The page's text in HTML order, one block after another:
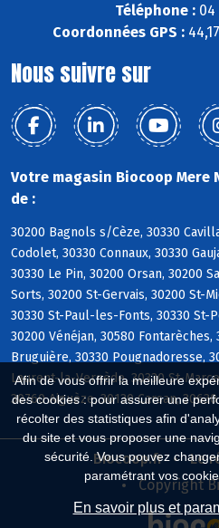
Afin de vous offrir la meilleure
des cookies : pour assurer une
récolter des statistiques afin
du site et vous proposer une
sécurité. Vous pouvez
paramétrant vos
En savoir plus et
Téléphone :04
Coordonnées GPS :
Nous suivre sur
Votre magasin Biocoop Mere
de :
30200 Bagnols s/Cèze, 30330
Codolet, 30330 Connaux, 30330
30330 Le Pin, 30200 Orsan, 30200
Sorts, 30200 St-Gervais, 30200 St-
30330 St-Paul-les-Fonts, 30330 St-
30200 Vénéjan, 30580 Fontarèches,
Bruguière, 30330 Pougnadoresse,
Laurent-la-Vernède, 30330 St-
30760 Aiguèze, 30130 Carsan,
Biocoop.fr
Le
Copyright